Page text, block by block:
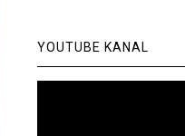
YOUTUBE KANAL